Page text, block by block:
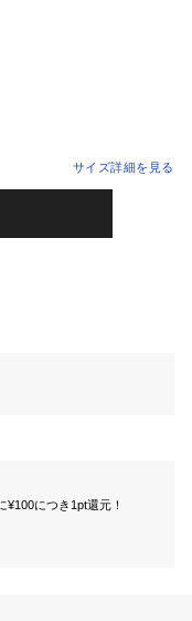
サイズ詳細を見る
につき1pt還元！